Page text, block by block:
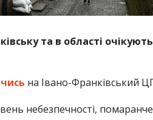
та в області
на Івано-Франківський
небезпечності,